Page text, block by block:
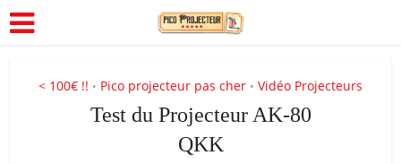
< 100€ !! • Pico projecteur pas cher • Vidéo Projecteurs
Test du Projecteur AK-80
QKK